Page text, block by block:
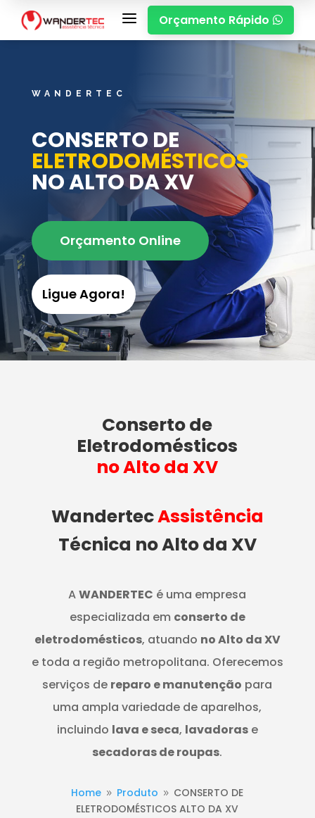
a Orçamento Rápido 
WANDERTEC
CONSERTO DE
ELETRODOMÉSTICOS
NO ALTO DA XV
Orçamento Online
Ligue Agora!
Conserto de
Eletrodomésticos
no Alto da XV
WandertecAssistência
Técnica no Alto da XV
AWANDERTEC é uma empresa
especializada em conserto de
eletrodomésticos, atuando no Alto da XV
e toda a região metropolitana. Oferecemos
serviços de reparo e manutenção para
uma ampla variedade de aparelhos,
incluindo lava e seca, lavadorase
secadoras de roupas.
Home 9 Produto 9 CONSERTO DE
ELETRODOMÉSTICOS ALTO DA XV